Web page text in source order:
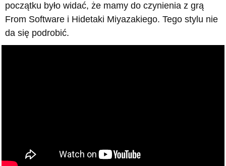
początku było widać, że mamy do czynienia z grą
From Software i Hidetaki Miyazakiego. Tego stylu nie
da się podrobić.